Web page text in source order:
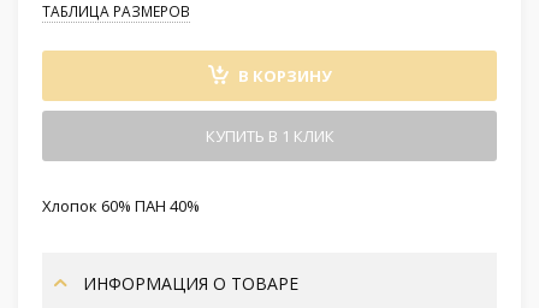
ТАБЛИЦА РАЗМЕРОВ
В КОРЗИНУ
КУПИТЬ В 1 КЛИК
Хлопок 60% ПАН 40%
ИНФОРМАЦИЯ О ТОВАРЕ